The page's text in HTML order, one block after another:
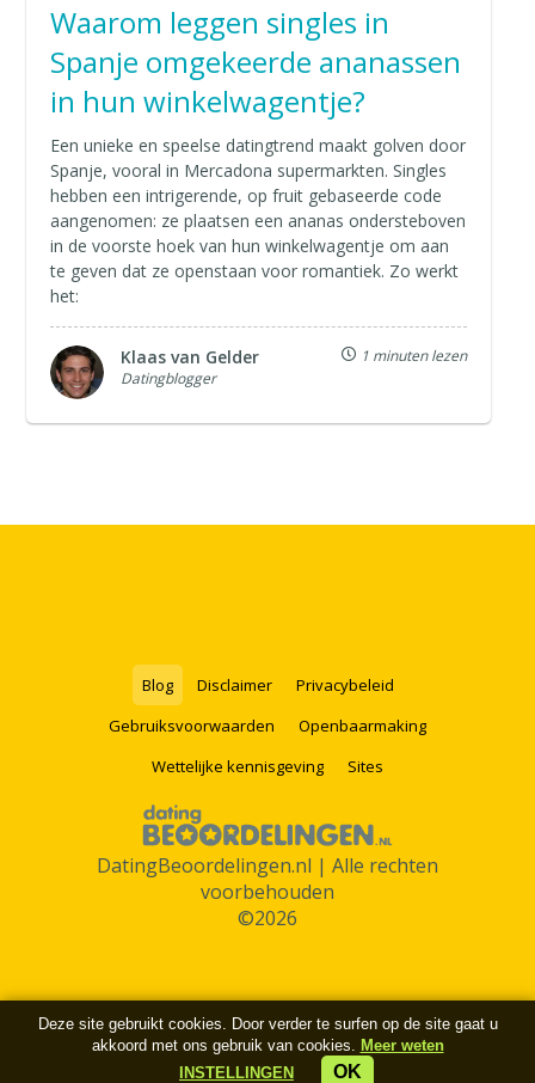
Waarom leggen singles in
Spanje omgekeerde ananassen
in hun winkelwagentje?
Een unieke en speelse datingtrend maakt golven door
Spanje, vooral in Mercadona supermarkten. Singles
hebben een intrigerende, op fruit gebaseerde code
aangenomen: ze plaatsen een ananas ondersteboven
in de voorste hoek van hun winkelwagentje om aan
te geven dat ze openstaan voor romantiek. Zo werkt
het:
Klaas van Gelder
Datingblogger
1 minuten lezen
Deze site gebruikt cookies. Door verder te surfen op de site gaat u
akkoord met ons gebruik van cookies. Meer weten
INSTELLINGEN
OK
Blog Disclaimer
Privacybeleid
Gebruiksvoorwaarden
Openbaarmaking
Wettelijke kennisgeving
Sites
DatingBeoordelingen.nl | Alle rechten
voorbehouden
©2026